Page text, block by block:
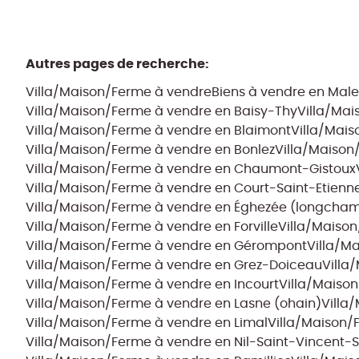
Autres pages de recherche:
Villa/Maison/Ferme à vendreBiens à vendre en
Villa/Maison/Ferme à vendre en Baisy-ThyVilla/
Villa/Maison/Ferme à vendre en BlaimontVilla/
Villa/Maison/Ferme à vendre en BonlezVilla/
Villa/Maison/Ferme à vendre en Chaumont-Gistoux
Villa/Maison/Ferme à vendre en Court-Saint-
Villa/Maison/Ferme à vendre en Éghezée
Villa/Maison/Ferme à vendre en ForvilleVilla/
Villa/Maison/Ferme à vendre en GérompontVilla/
Villa/Maison/Ferme à vendre en Grez-DoiceauVilla/
Villa/Maison/Ferme à vendre en IncourtVilla/
Villa/Maison/Ferme à vendre en Lasne (ohain)Villa/
Villa/Maison/Ferme à vendre en LimalVilla/Maison/
Villa/Maison/Ferme à vendre en Nil-Saint-Vincent-